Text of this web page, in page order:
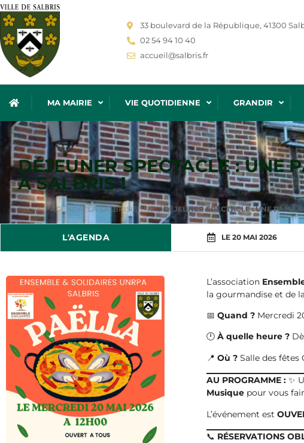
33 boulevard de la République, 41300
02 54 94 10 40
accueil@salbris.fr
MA MAIRIE VIE QUOTIDIENNE GRANDIR
DÉJEUNER SPECTACLE : UNE
À SALBRIS !
Accueil/AGENDA "LA SALBRISIENNE"/DÉJEUNER SPECTACLE : UNE
L'AGENDA LE 20 MAI 2026
L’association
la gourmandise et de
📅 Quand ? Mercredi
🕛 À quelle heure ?
📍 Où ? Salle des fêtes
AU PROGRAMME : ✨
Musique pour vous
L’événement est
📞 RÉSERVATIONS